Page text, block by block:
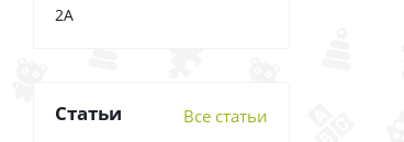
2А
Статьи Все статьи